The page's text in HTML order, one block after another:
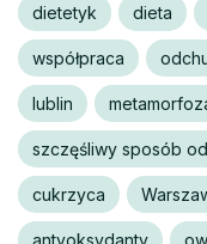
dietetyk dieta
współpraca
lublin
szczęśliwy sposób
cukrzyca
antyoksydanty